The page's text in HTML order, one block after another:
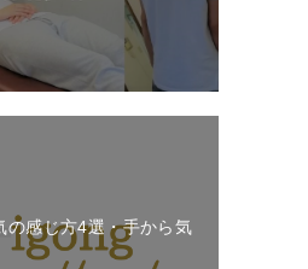
の感じ方4選・手から気